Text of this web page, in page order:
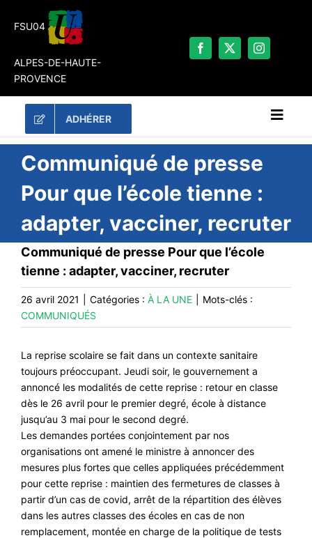
FSU04
ALPES-DE-HAUTE-
PROVENCE
ADHÉRER
RECHERCHER:
LES UNES
#ACTUALITÉS
LA FSU 04
DOSSIERS
PUBLICATIONS
#VOS ÉLUES
#FORMATION
#COMMUNIQUÉS
#ÉLECTIONS
#MÉDIAS
#DÉBATS
#PRESSE
Communiqué de presse
Pour que l’école tienne :
adapter, vacciner, recruter
Communiqué de presse Pour que l’école
tienne : adapter, vacciner, recruter
26 avril 2021 Catégories : À LA UNE
Mots-clés :
COMMUNIQUÉS
La reprise scolaire se fait dans un contexte sanitaire
toujours préoccupant. Jeudi soir, le gouvernement a
annoncé les modalités de cette reprise : retour en classe
dès le 26 avril pour le premier degré, école à distance
jusqu’au 3 mai pour le second degré.
Les demandes portées conjointement par nos
organisations ont amené le ministre à annoncer des
mesures plus fortes que celles appliquées précédemment
pour cette reprise : maintien des fermetures de classes à
partir d’un cas de covid, arrêt de la répartition des élèves
dans les autres classes des écoles en cas de non
remplacement, montée en charge de la politique de tests